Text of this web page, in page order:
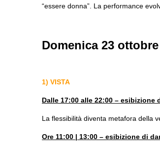
“essere donna”. La performance
Domenica 23 ottobre
1) VISTA
Dalle 17:00 alle 22:00 – esibizione
La flessibilità diventa metafora della
Ore 11:00 | 13:00 – esibizione di